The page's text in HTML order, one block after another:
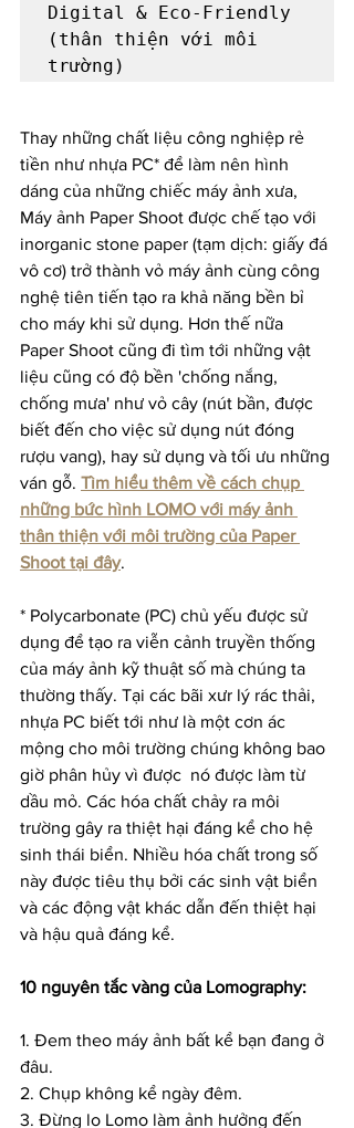
Digital & Eco-Friendly
(thân thiện với môi
trường)
Thay những chất liệu công nghiệp rẻ
tiền như nhựa PC* để làm nên hình
dáng của những chiếc máy ảnh xưa,
Máy ảnh Paper Shoot được chế tạo với
inorganic stone paper (tạm dịch: giấy đá
vô cơ) trở thành vỏ máy ảnh cùng công
nghệ tiên tiến tạo ra khả năng bền bỉ
cho máy khi sử dụng. Hơn thế nữa
Paper Shoot cũng đi tìm tới những vật
liệu cũng có độ bền 'chống nắng,
chống mưa' như vỏ cây (nút bần, được
biết đến cho việc sử dụng nút đóng
rượu vang), hay sử dụng và tối ưu những
ván gỗ. Tìm hiểu thêm về cách chụp
những bức hình LOMO với máy ảnh
thân thiện với môi trường của Paper
Shoot tại đây.
* Polycarbonate (PC) chủ yếu được sử
dụng để tạo ra viễn cảnh truyền thống
của máy ảnh kỹ thuật số mà chúng ta
thường thấy. Tại các bãi xưr lý rác thải,
nhựa PC biết tới như là một cơn ác
mộng cho môi trường chúng không bao
giờ phân hủy vì được  nó được làm từ
dầu mỏ. Các hóa chất chảy ra môi
trường gây ra thiệt hại đáng kể cho hệ
sinh thái biển. Nhiều hóa chất trong số
này được tiêu thụ bởi các sinh vật biển
và các động vật khác dẫn đến thiệt hại
và hậu quả đáng kể.
10 nguyên tắc vàng của Lomography:
1. Đem theo máy ảnh bất kể bạn đang ở
đâu.
2. Chụp không kể ngày đêm.
3. Đừng lo Lomo làm ảnh hưởng đến